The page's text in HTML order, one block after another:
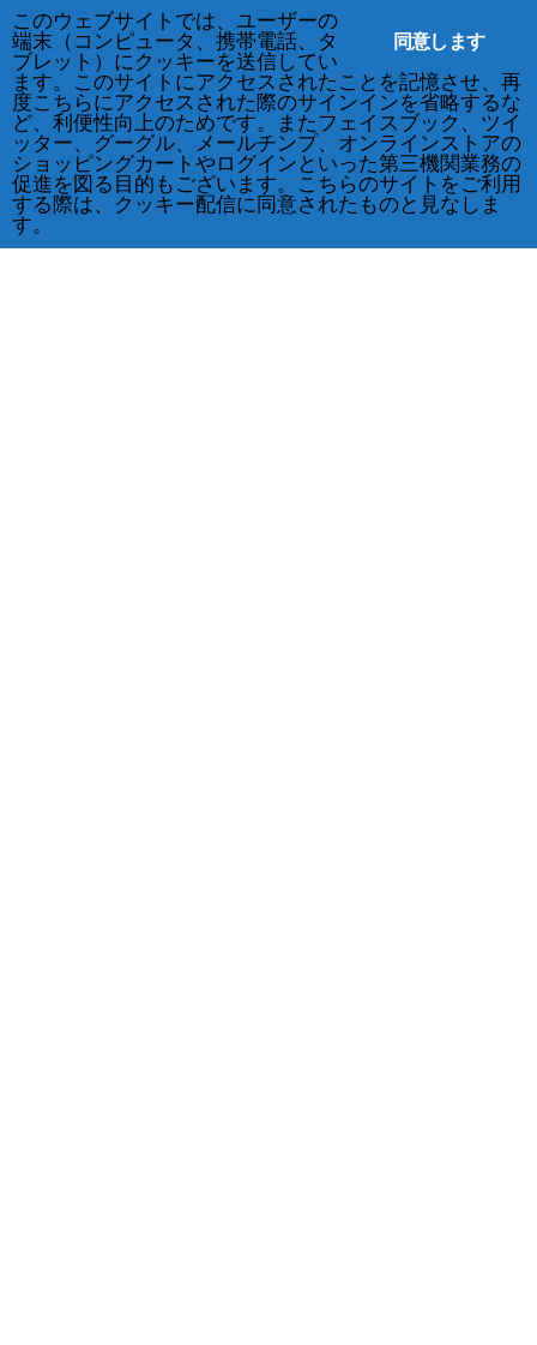
同意します
このウェブサイトでは、ユーザーの
端末（コンピュータ、携帯電話、タ
ブレット）にクッキーを送信してい
ます。このサイトにアクセスされたことを記憶させ、再
度こちらにアクセスされた際のサインインを省略するな
ど、利便性向上のためです。またフェイスブック、ツイ
ッター、グーグル、メールチンプ、オンラインストアの
ショッピングカートやログインといった第三機関業務の
促進を図る目的もございます。こちらのサイトをご利用
する際は、クッキー配信に同意されたものと見なしま
す。